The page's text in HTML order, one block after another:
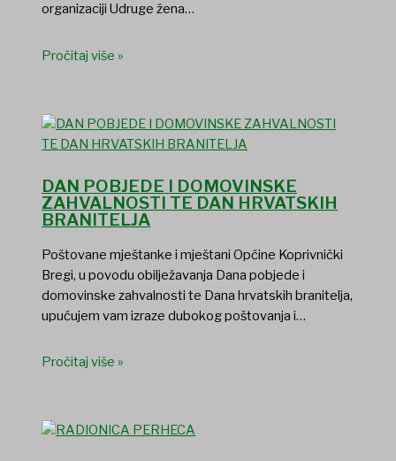
organizaciji Udruge žena…
Pročitaj više »
DAN POBJEDE I DOMOVINSKE
ZAHVALNOSTI TE DAN HRVATSKIH
BRANITELJA
Poštovane mještanke i mještani Općine Koprivnički
Bregi, u povodu obilježavanja Dana pobjede i
domovinske zahvalnosti te Dana hrvatskih branitelja,
upućujem vam izraze dubokog poštovanja i…
Pročitaj više »